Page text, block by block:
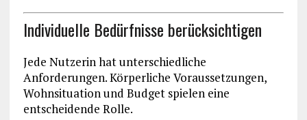
Individuelle Bedürfnisse berücksichtigen
Jede Nutzerin hat unterschiedliche
Anforderungen. Körperliche Voraussetzungen,
Wohnsituation und Budget spielen eine
entscheidende Rolle.